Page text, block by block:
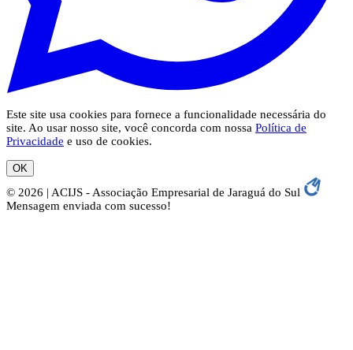
Este site usa cookies para fornece a funcionalidade necessária do
site. Ao usar nosso site, você concorda com nossa Política de
Privacidade e uso de cookies.
OK
© 2026 | ACIJS - Associação Empresarial de Jaraguá do Sul
Mensagem enviada com sucesso!